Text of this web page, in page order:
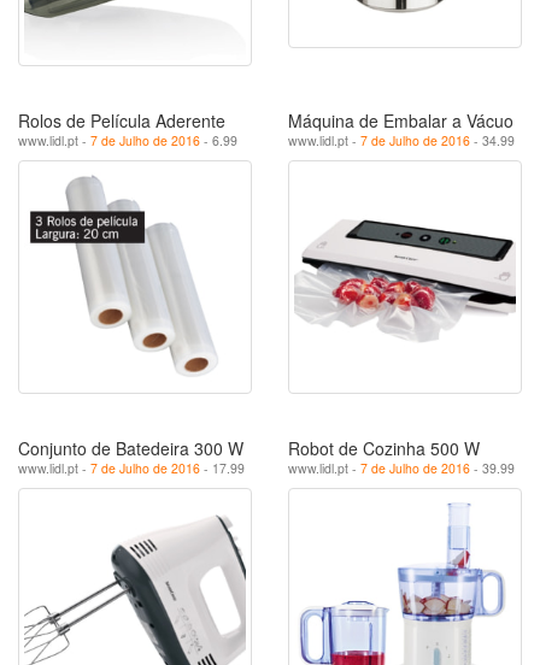
Rolos de Película Aderente
www.lidl.pt - 7 de Julho de 2016 - 6.99
Máquina de Embalar a Vácuo
www.lidl.pt - 7 de Julho de 2016 - 34.99
Conjunto de Batedeira 300 W
www.lidl.pt - 7 de Julho de 2016 - 17.99
Robot de Cozinha 500 W
www.lidl.pt - 7 de Julho de 2016 - 39.99